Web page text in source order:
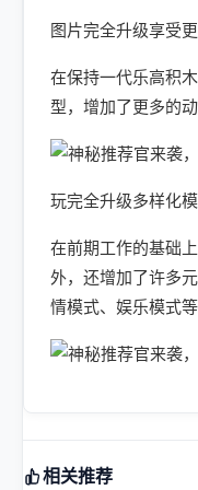
图片完全升级享受
在保持一代乐高积
型，增加了更多的
玩完全升级多样化
在前期工作的基础
外，还增加了许多
情模式、娱乐模式
相关推荐